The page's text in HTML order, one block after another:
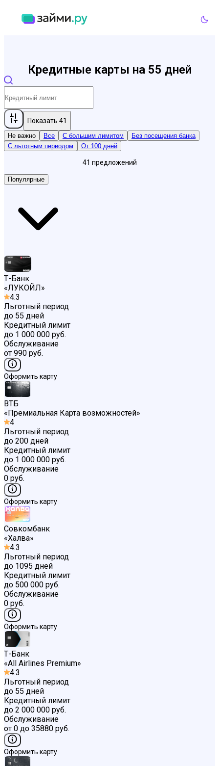
Кредитные карты на 55 дней
Показать 41
Не важно Все С большим лимитом
Без посещения банка
С льготным периодом
От 100 дней
41 предложений
Популярные
Т-Банк
«ЛУКОЙЛ »
4.3
Льготный период
до 55 дней
Кредитный лимит
до 1 000 000 руб.
Обслуживание
от 990 руб.
Оформить карту
ВТБ
« Премиальная Карта возможностей»
4
Льготный период
до 200 дней
Кредитный лимит
до 1 000 000 руб.
Обслуживание
0 руб.
Оформить карту
Совкомбанк
«Халва»
4.3
Льготный период
до 1095 дней
Кредитный лимит
до 500 000 руб.
Обслуживание
0 руб.
Оформить карту
Т-Банк
«All Airlines Premium»
4.3
Льготный период
до 55 дней
Кредитный лимит
до 2 000 000 руб.
Обслуживание
от 0 до 35880 руб.
Оформить карту